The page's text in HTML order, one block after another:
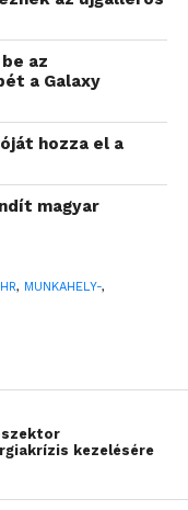
és
cég
a
a
hogy
és
hogy
cég
az
a Galaxy
hozza el a
magyar
HR, MUNKAHELY-,
szektor
kezelésére